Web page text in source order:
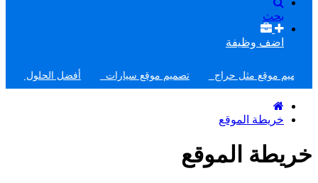
بحث
اضف وظيفة
موقع مثل حراج تصميم موقع سيارات أفضل الحلول شركة
خريطة الموقع
خريطة الموقع